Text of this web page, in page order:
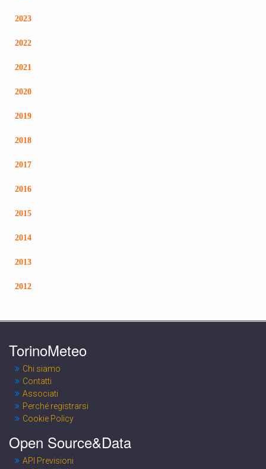
2023
2022
2021
2020
2019
2018
2017
2016
2015
2014
2013
2012
TorinoMeteo
Chi siamo
Contatti
Associati
Perché registrarsi
Cookie Policy
Open Source&Data
API Previsioni